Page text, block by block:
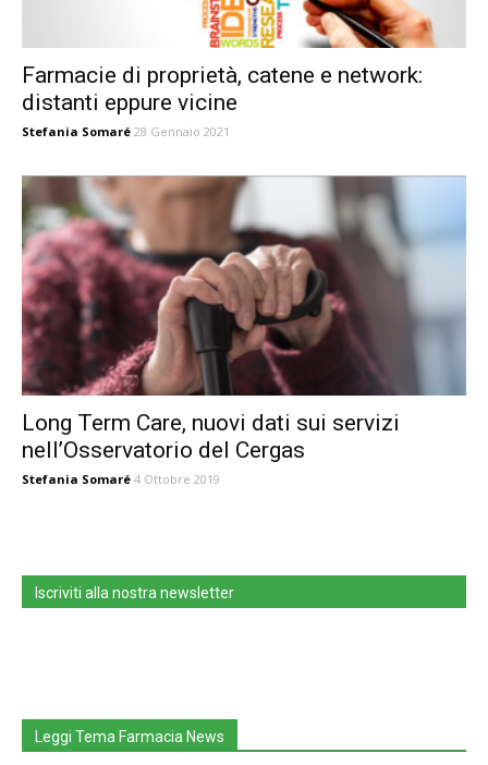
Farmacie di proprietà, catene e network:
distanti eppure vicine
Stefania Somaré 28 Gennaio 2021
Long Term Care, nuovi dati sui servizi
nell’Osservatorio del Cergas
Stefania Somaré 4 Ottobre 2019
Iscriviti alla nostra newsletter
Leggi Tema Farmacia News